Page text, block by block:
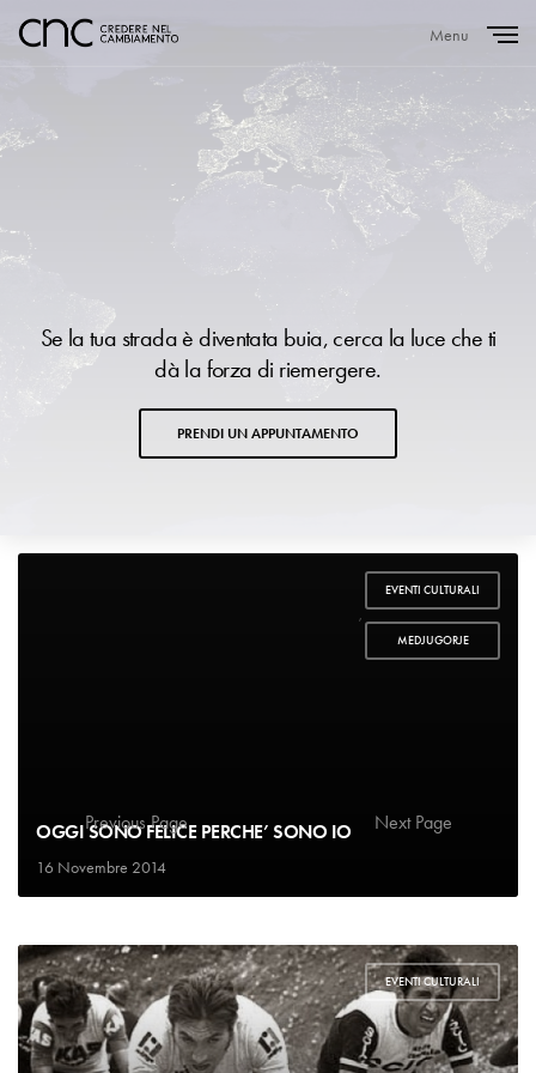
Menu
Se la tua strada è diventata buia, cerca la luce che ti
dà la forza di riemergere.
PRENDI UN APPUNTAMENTO
EVENTI CULTURALI
,
MEDJUGORJE
OGGI SONO FELICE PERCHE’ SONO IO
16 Novembre 2014
EVENTI CULTURALI
Previous Page 1 2 3 … 8 Next Page